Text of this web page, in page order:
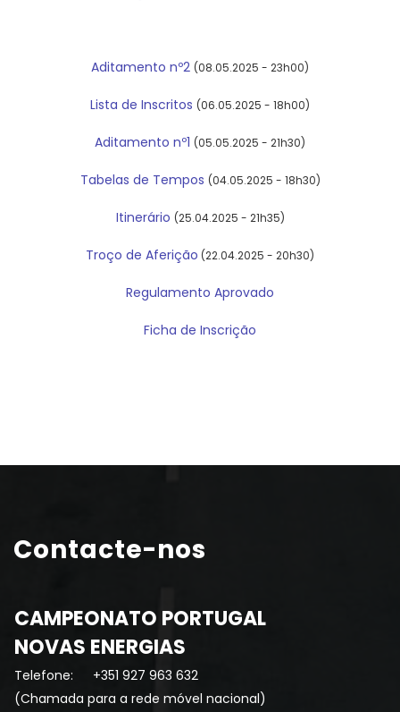
Aditamento nº2 (08.05.2025 - 23h00)
Lista de Inscritos (06.05.2025 - 18h00)
Aditamento nº1 (05.05.2025 - 21h30)
Tabelas de Tempos (04.05.2025 - 18h30)
Itinerário (25.04.2025 - 21h35)
Troço de Aferição (22.04.2025 - 20h30)
Regulamento Aprovado
Ficha de Inscrição
Contacte-nos
CAMPEONATO PORTUGAL
NOVAS ENERGIAS
Telefone:
+351 927 963 632
(Chamada para a rede móvel nacional)